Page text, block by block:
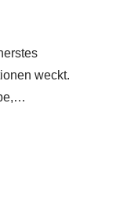
weckt.